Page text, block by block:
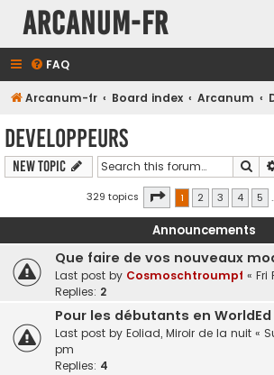
Arcanum-fr
FAQ
Arcanum-fr Board index Arcanum
Developpeurs
New Topic
329 topics Page 1of 7
1 2 3 4 5
Announcements
Que faire de vos nouveaux
Last post by Cosmoschtroumpf « Fri
Replies: 2
Pour les débutants en WorldEd
Last post by Eoliad, Miroir de la nuit «
pm
Replies: 4